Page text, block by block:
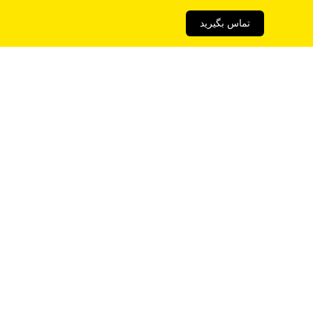
تماس بگیرید